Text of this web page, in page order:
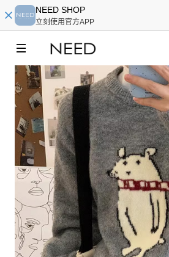
NEED SHOP
立刻使用官方APP